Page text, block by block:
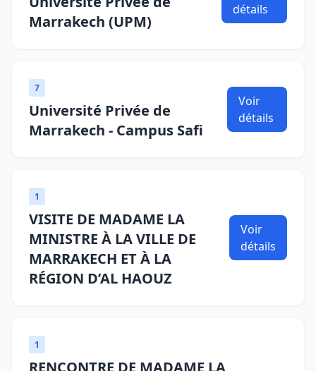
Marrakech (UPM)
détails
7
Université Privée de
Marrakech - Campus Safi
Voir
détails
1
VISITE DE MADAME LA
MINISTRE À LA VILLE DE
MARRAKECH ET À LA
RÉGION D’AL HAOUZ
Voir
détails
1
RENCONTRE DE MADAME LA